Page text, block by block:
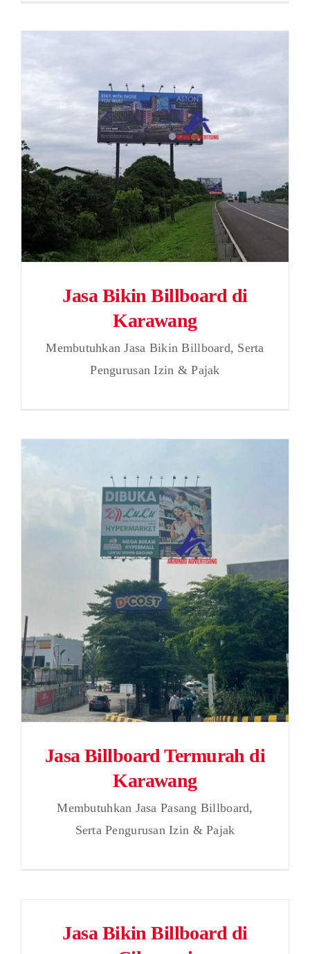
Jasa Bikin Billboard di
Karawang
Membutuhkan Jasa Bikin Billboard, Serta
Pengurusan Izin & Pajak
Jasa Billboard Termurah di
Karawang
Membutuhkan Jasa Pasang Billboard,
Serta Pengurusan Izin & Pajak
Jasa Bikin Billboard di